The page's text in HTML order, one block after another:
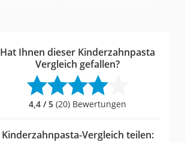
Hat Ihnen dieser Kinderzahnpasta
Vergleich gefallen?
4,4 / 5 (20) Bewertungen
Kinderzahnpasta-Vergleich teilen: